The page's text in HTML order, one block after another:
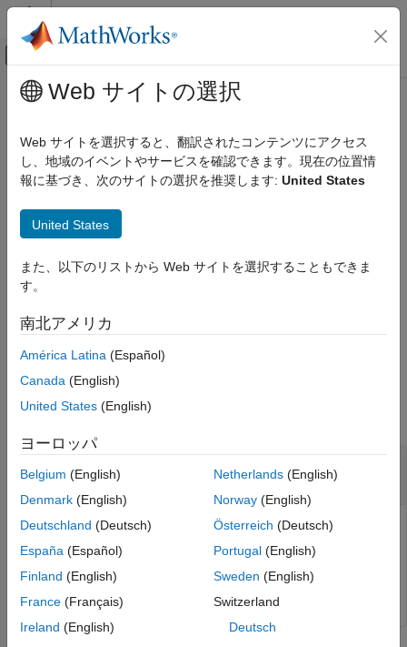
コンテンツへスキップ
オフキャンバス ナビゲーション メ
ドキュメンテーションのホーム
DSP System Toolbox
信号の生成、操作および解析
項目一覧
構文
入力引数
出力引数
バージョン履歴
参考
メインコンテンツ
getAudioDevices
利用可能なオーディオ デバイスのリストの取得
構文
説明
オブジェクト
入力引数
すべて折りたたむ
audioDeviceWriter オブジェクト
オーディオ I/O オブジェクト。audioDeviceWriter
クトとして指定します。
データ型: object
Web サイトの選択
Web サイトを選択すると、翻訳されたコンテンツにアクセス
し、地域のイベントやサービスを確認できます。現在の位置情
報に基づき、次のサイトの選択を推奨します: United States
United States
また、以下のリストから Web サイトを選択することもできま
す。
南北アメリカ
América Latina (Español)
Canada (English)
United States (English)
ヨーロッパ
Belgium (English)
Denmark (English)
Deutschland (Deutsch)
España (Español)
Finland (English)
France (Français)
Ireland (English)
Netherlands(English)
Norway(English)
Österreich (Deutsch)
Portugal(English)
Sweden (English)
Switzerland
Deutsch